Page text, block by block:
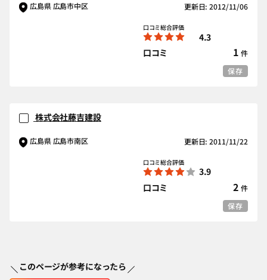
広島県 広島市中区 更新日: 2012/11/06
口コミ総合評価
4.3
口コミ
1 件
保存
株式会社藤吉建設
広島県 広島市南区 更新日: 2011/11/22
口コミ総合評価
3.9
口コミ
2 件
保存
このページが参考になったら